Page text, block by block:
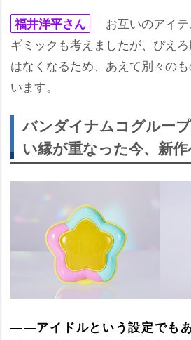
福井洋平さん
お互いのアイ
ギミックも考えましたが、ぴえ
はなくなるため、あえて別々の
います。
バンダイナムコグルー
い縁が重なった今、新
――アイドルという設定でも